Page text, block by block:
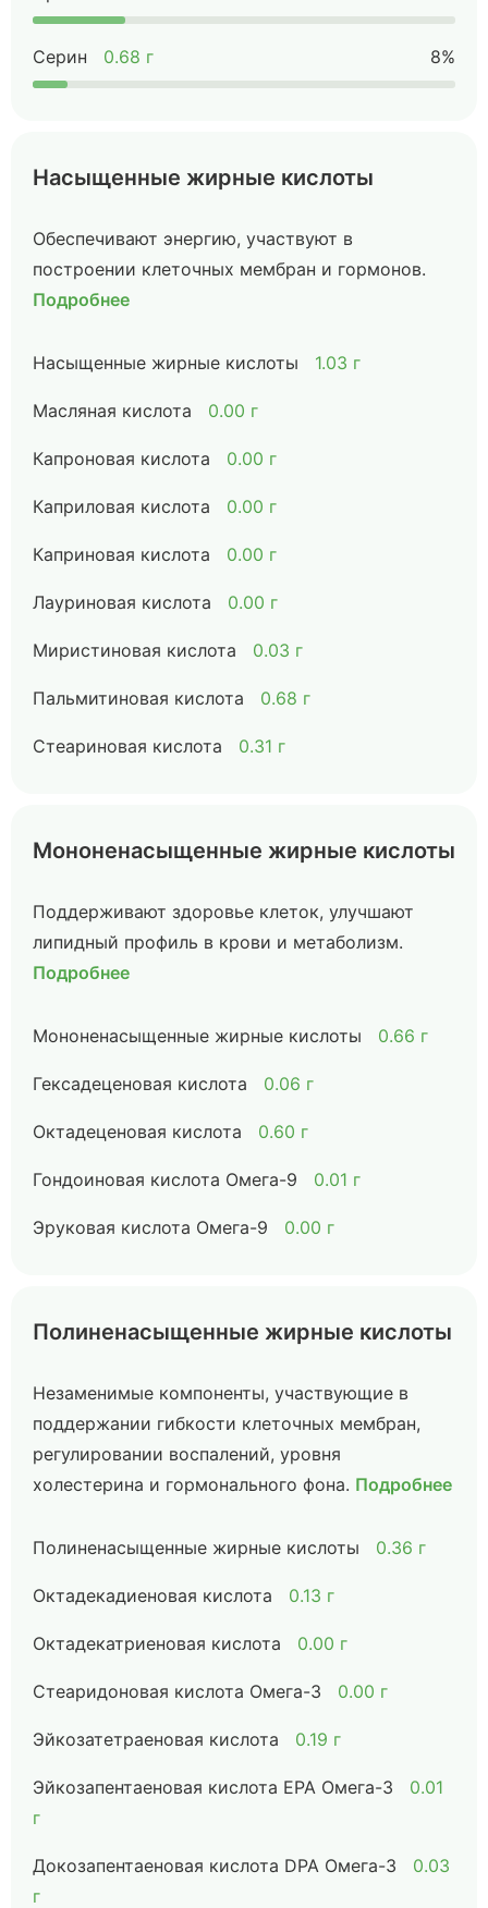
Серин 0.68 г 8%
Насыщенные жирные кислоты
Обеспечивают энергию, участвуют в
построении клеточных мембран и гормонов.
Подробнее
Насыщенные жирные кислоты 1.03 г
Масляная кислота 0.00 г
Капроновая кислота 0.00 г
Каприловая кислота 0.00 г
Каприновая кислота 0.00 г
Лауриновая кислота 0.00 г
Миристиновая кислота 0.03 г
Пальмитиновая кислота 0.68 г
Стеариновая кислота 0.31 г
Мононенасыщенные жирные кислоты
Поддерживают здоровье клеток, улучшают
липидный профиль в крови и метаболизм.
Подробнее
Мононенасыщенные жирные кислоты 0.66 г
Гексадеценовая кислота 0.06 г
Октадеценовая кислота 0.60 г
Гондоиновая кислота Омега-9 0.01 г
Эруковая кислота Омега-9 0.00 г
Полиненасыщенные жирные кислоты
Незаменимые компоненты, участвующие в
поддержании гибкости клеточных мембран,
регулировании воспалений, уровня
холестерина и гормонального фона. Подробнее
Полиненасыщенные жирные кислоты 0.36 г
Октадекадиеновая кислота 0.13 г
Октадекатриеновая кислота 0.00 г
Стеаридоновая кислота Омега-3 0.00 г
Эйкозатетраеновая кислота 0.19 г
Эйкозапентаеновая кислота EPA Омега-3
0.01
г
Докозапентаеновая кислота DPA Омега-3
0.03
г